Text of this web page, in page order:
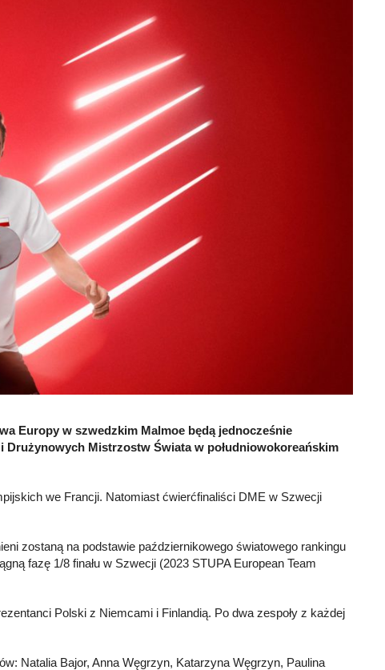
Europy w szwedzkim Malmoe będą jednocześnie
Mistrzostw Świata w południowokoreańskim
we Francji. Natomiast ćwierćfinaliści DME w Szwecji
zostaną na podstawie październikowego światowego rankingu
fazę 1/8 finału w Szwecji (2023 STUPA European Team
Polski z Niemcami i Finlandią. Po dwa zespoły z każdej
Natalia Bajor, Anna Węgrzyn, Katarzyna Węgrzyn, Paulina